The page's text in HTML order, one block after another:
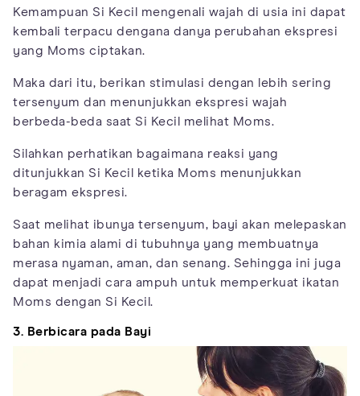
Kemampuan Si Kecil mengenali wajah di usia ini dapat
kembali terpacu dengana danya perubahan ekspresi
yang Moms ciptakan.
Maka dari itu, berikan stimulasi dengan lebih sering
tersenyum dan menunjukkan ekspresi wajah
berbeda-beda saat Si Kecil melihat Moms.
Silahkan perhatikan bagaimana reaksi yang
ditunjukkan Si Kecil ketika Moms menunjukkan
beragam ekspresi.
Saat melihat ibunya tersenyum, bayi akan melepaskan
bahan kimia alami di tubuhnya yang membuatnya
merasa nyaman, aman, dan senang. Sehingga ini juga
dapat menjadi cara ampuh untuk memperkuat ikatan
Moms dengan Si Kecil.
3. Berbicara pada Bayi